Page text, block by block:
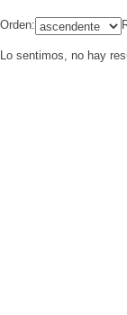
Orden:
Lo sentimos, no hay